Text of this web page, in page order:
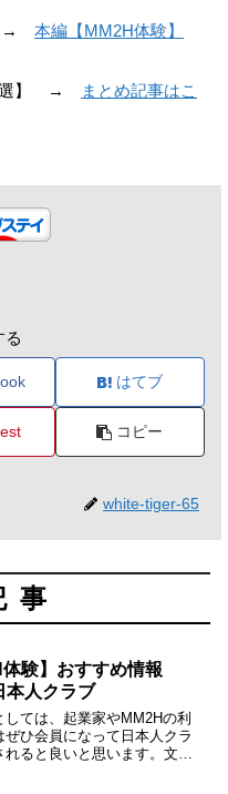
→ 本編【MM2H体験】
選】 →
まとめ記事はこ
る
はてブ
コピー
white-tiger-65
事
体験】おすすめ情報
本人クラブ
しては、起業家やMM2Hの利
ぜひ会員になって日本人クラ
れると良いと思います。文字